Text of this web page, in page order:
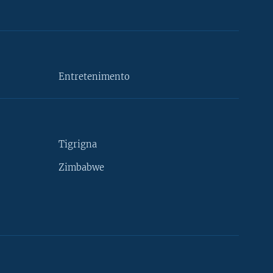
Entretenimento
Tigrigna
Zimbabwe